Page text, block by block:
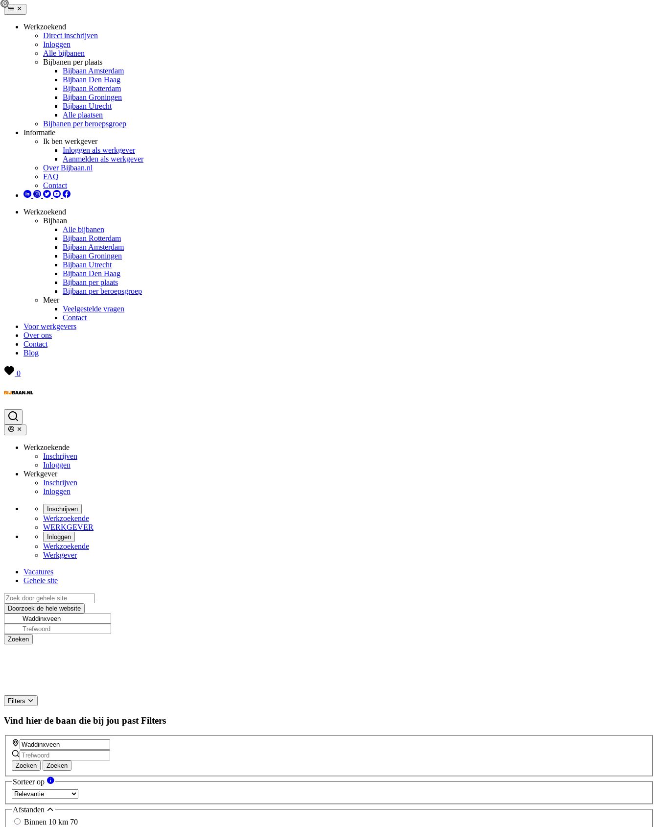
Werkzoekend
Direct inschrijven
Inloggen
Alle bijbanen
Bijbanen per plaats
Bijbaan Amsterdam
Bijbaan Den Haag
Bijbaan Rotterdam
Bijbaan Groningen
Bijbaan Utrecht
Alle plaatsen
Bijbanen per beroepsgroep
Informatie
Ik ben werkgever
Inloggen als werkgever
Aanmelden als werkgever
Over Bijbaan.nl
FAQ
Contact
Werkzoekend
Bijbaan
Alle bijbanen
Bijbaan Rotterdam
Bijbaan Amsterdam
Bijbaan Groningen
Bijbaan Utrecht
Bijbaan Den Haag
Bijbaan per plaats
Bijbaan per beroepsgroep
Meer
Veelgestelde vragen
Contact
Voor werkgevers
Over ons
Contact
Blog
0
Werkzoekende
Inschrijven
Inloggen
Werkgever
Inschrijven
Inloggen
Inschrijven
Werkzoekende
WERKGEVER
Inloggen
Werkzoekende
Werkgever
Vacatures
Gehele site
Filters
Vind hier de baan die bij jou past Filters
Zoeken Zoeken
Sorteer op
Afstanden
Binnen 10 km 70